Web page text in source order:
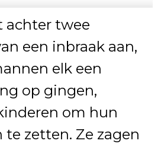
achter twee
een inbraak aan,
elk een
op gingen,
om hun
zetten. Ze zagen